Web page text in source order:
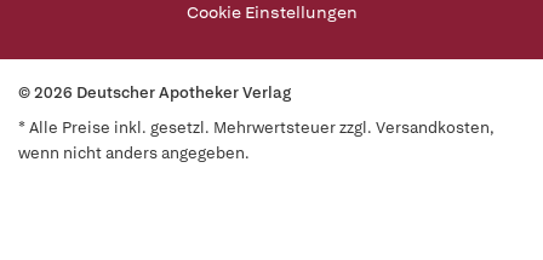
Cookie Einstellungen
© 2026 Deutscher Apotheker Verlag
* Alle Preise inkl. gesetzl. Mehrwertsteuer zzgl. Versandkosten,
wenn nicht anders angegeben.